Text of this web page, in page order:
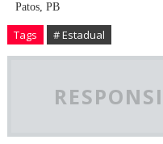
Patos, PB
Tags # Estadual